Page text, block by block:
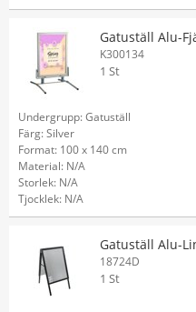
Gatuställ Alu-
K300134
1 St
Undergrupp: Gatuställ
Färg: Silver
Format: 100 x 140 cm
Material: N/A
Storlek: N/A
Tjocklek: N/A
Gatuställ Alu-
18724D
1 St